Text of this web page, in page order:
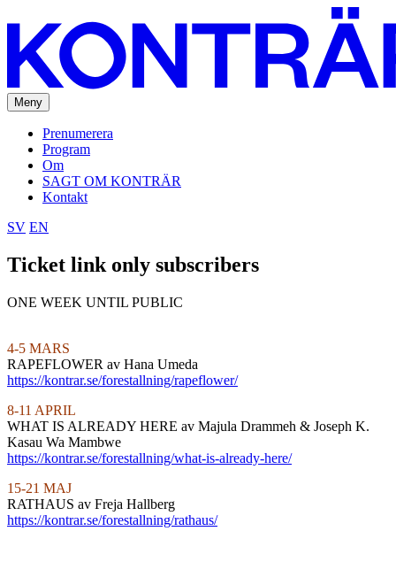
Meny
Prenumerera
Program
Om
SAGT OM KONTRÄR
Kontakt
SV EN
Ticket link only subscribers
ONE WEEK UNTIL PUBLIC
4-5 MARS
RAPEFLOWER av Hana Umeda
https://kontrar.se/forestallning/rapeflower/
8-11 APRIL
WHAT IS ALREADY HERE av Majula Drammeh & Joseph K.
Kasau Wa Mambwe
https://kontrar.se/forestallning/what-is-already-here/
15-21 MAJ
RATHAUS av Freja Hallberg
https://kontrar.se/forestallning/rathaus/